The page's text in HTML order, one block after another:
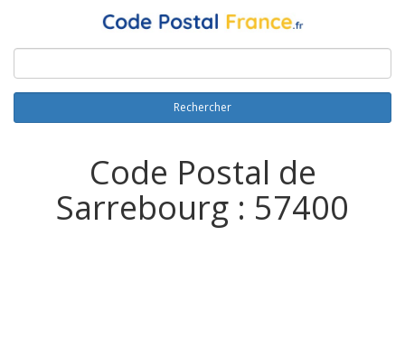
Rechercher
Code Postal de
Sarrebourg : 57400